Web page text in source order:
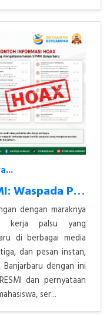
PENGUMUMUMAN RESMI: Waspada Penipuan Lowongan Kerja Atas Nama STMIK Ba
dengan maraknya
kerja palsu yang
di berbagai media
dan pesan instan,
Banjarbaru dengan ini
dan pernyataan
ser...